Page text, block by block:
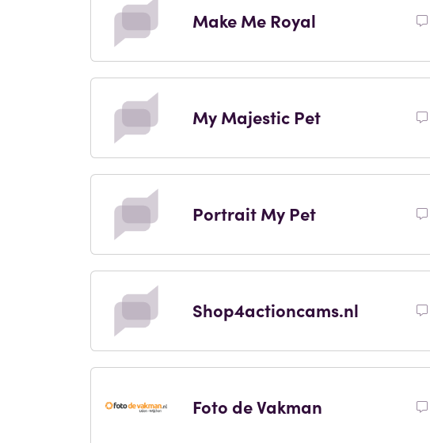
Make Me Royal
My Majestic Pet
Portrait My Pet
Shop4actioncams.nl
Foto de Vakman